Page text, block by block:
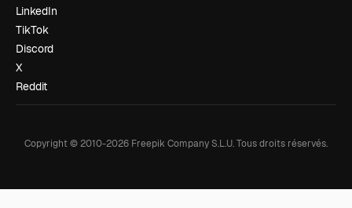
LinkedIn
TikTok
Discord
X
Reddit
Copyright © 2010-2026 Freepik Company S.L.U.Tous droits réservés.